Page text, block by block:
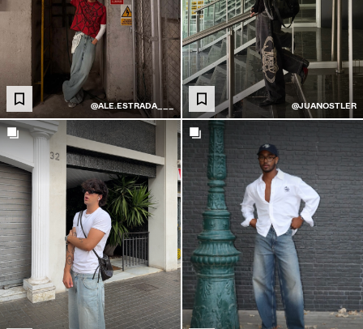
@JUANOSTLER
@ALE.ESTRADA___
מיוחדים
BERSHKA
NEWSLETTER עזרה